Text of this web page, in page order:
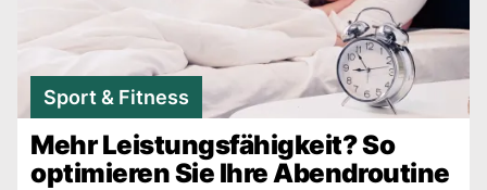
Sport & Fitness
Mehr Leistungsfähigkeit? So
optimieren Sie Ihre Abendroutine